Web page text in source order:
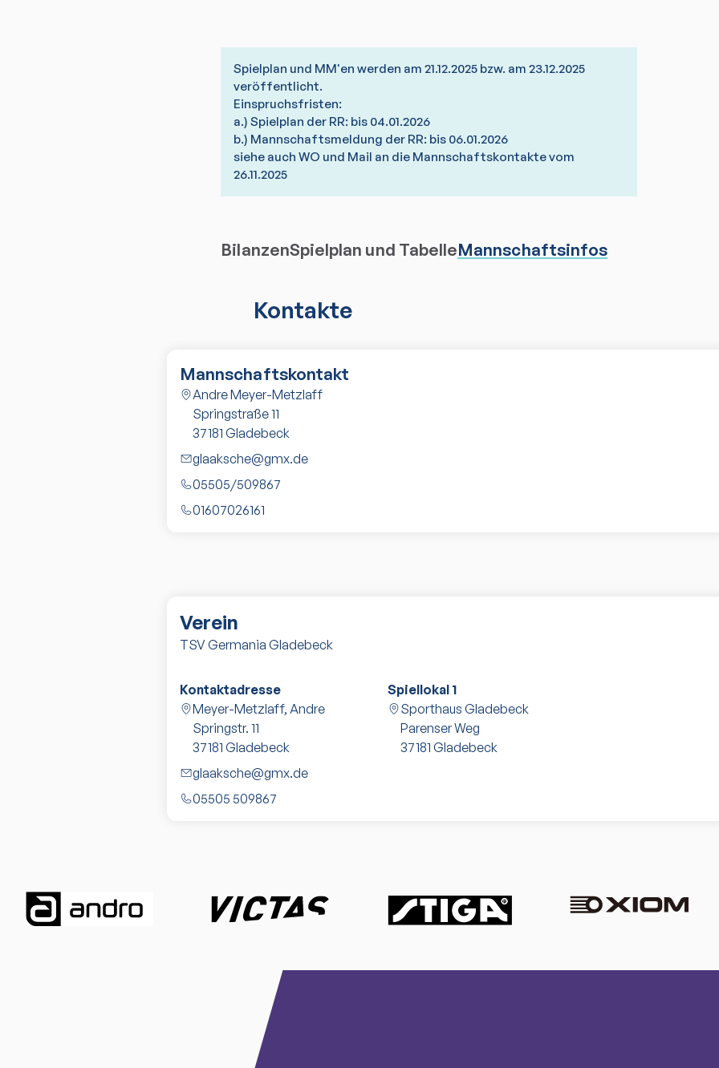
Spielplan und MM'en werden am 21.12.2025 bzw. am 23.12.2025
veröffentlicht.
Einspruchsfristen:
a.) Spielplan der RR: bis 04.01.2026
b.) Mannschaftsmeldung der RR: bis 06.01.2026
siehe auch WO und Mail an die Mannschaftskontakte vom
26.11.2025
BilanzenSpielplan und TabelleMannschaftsinfos
Kontakte
Mannschaftskontakt
Andre Meyer-Metzlaff
Springstraße 11
37181 Gladebeck
glaaksche@gmx.de
05505/509867
01607026161
Verein
TSV Germania Gladebeck
Kontaktadresse
Meyer-Metzlaff, Andre
Springstr. 11
37181 Gladebeck
glaaksche@gmx.de
05505 509867
Spiellokal 1
Sporthaus Gladebeck
Parenser Weg
37181 Gladebeck